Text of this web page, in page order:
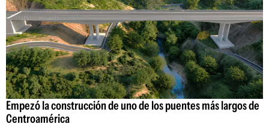
Empezó la construcción de uno de los puentes más largos de
Centroamérica